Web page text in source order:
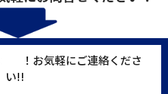
！お気軽にご連絡くださ
い!!